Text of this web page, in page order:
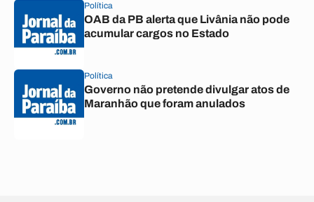
Política
OAB da PB alerta que Livânia não pode
acumular cargos no Estado
Política
Governo não pretende divulgar atos de
Maranhão que foram anulados